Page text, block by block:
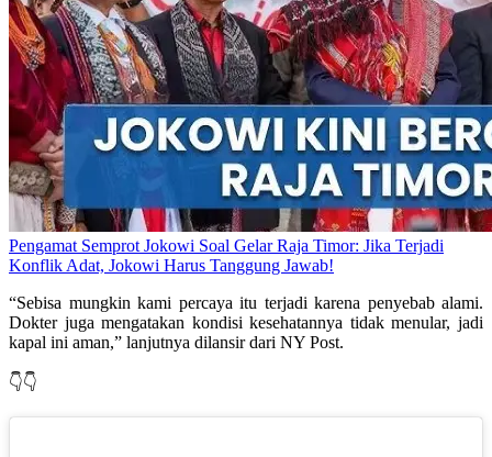
Pengamat Semprot Jokowi Soal Gelar Raja Timor: Jika Terjadi
Konflik Adat, Jokowi Harus Tanggung Jawab!
“Sebisa mungkin kami percaya itu terjadi karena penyebab alami.
Dokter juga mengatakan kondisi kesehatannya tidak menular, jadi
kapal ini aman,” lanjutnya dilansir dari NY Post.
👇👇